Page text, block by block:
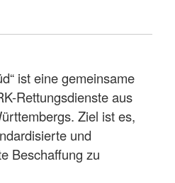
ist eine gemeinsame
Rettungsdienste aus
Ziel ist es,
und
Beschaffung zu